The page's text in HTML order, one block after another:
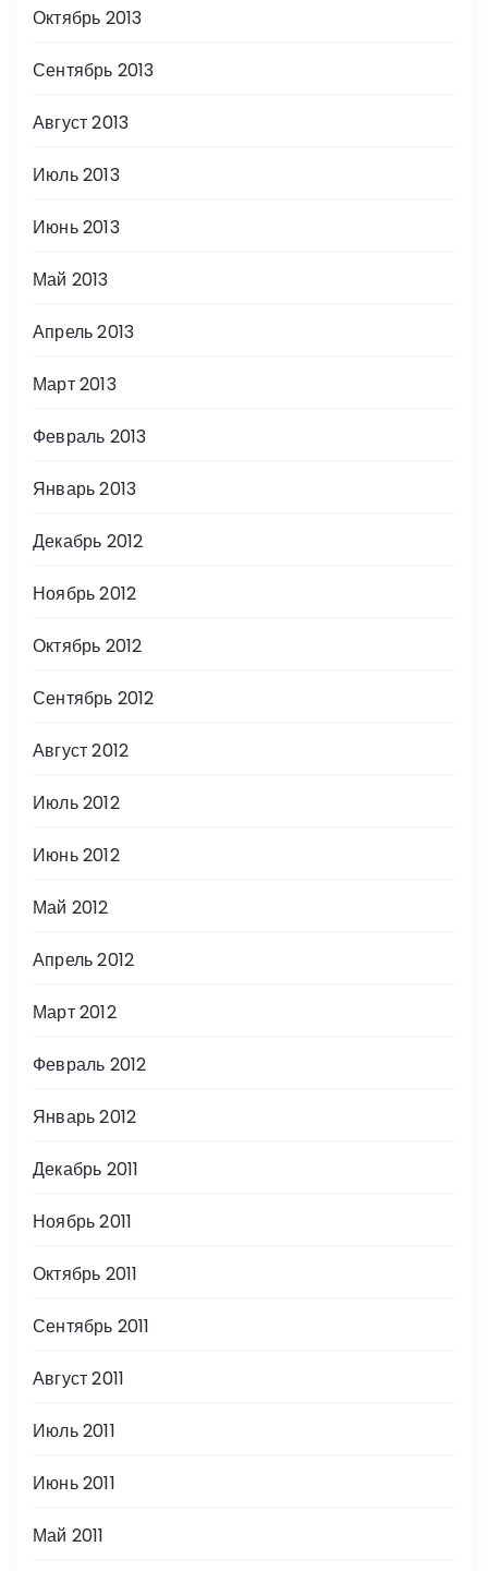
Октябрь 2013
Сентябрь 2013
Август 2013
Июль 2013
Июнь 2013
Май 2013
Апрель 2013
Март 2013
Февраль 2013
Январь 2013
Декабрь 2012
Ноябрь 2012
Октябрь 2012
Сентябрь 2012
Август 2012
Июль 2012
Июнь 2012
Май 2012
Апрель 2012
Март 2012
Февраль 2012
Январь 2012
Декабрь 2011
Ноябрь 2011
Октябрь 2011
Сентябрь 2011
Август 2011
Июль 2011
Июнь 2011
Май 2011